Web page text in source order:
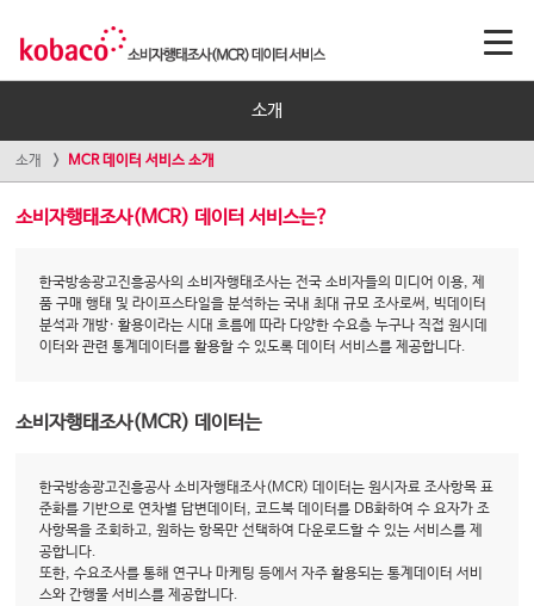
소개
소개 MCR 데이터 서비스 소개
소비자행태조사(MCR) 데이터 서비스는?
한국방송광고진흥공사의 소비자행태조사는 전국 소비자들의 미디어 이용, 제
품 구매 행태 및 라이프스타일을 분석하는 국내 최대 규모 조사로써, 빅데이터
분석과 개방· 활용이라는 시대 흐름에 따라 다양한 수요층 누구나 직접 원시데
이터와 관련 통계데이터를 활용할 수 있도록 데이터 서비스를 제공합니다.
소비자행태조사(MCR) 데이터는
한국방송광고진흥공사 소비자행태조사(MCR) 데이터는 원시자료 조사항목 표
준화를 기반으로 연차별 답변데이터, 코드북 데이터를 DB화하여 수 요자가 조
사항목을 조회하고, 원하는 항목만 선택하여 다운로드할 수 있는 서비스를 제
공합니다.
또한, 수요조사를 통해 연구나 마케팅 등에서 자주 활용되는 통계데이터 서비
스와 간행물 서비스를 제공합니다.